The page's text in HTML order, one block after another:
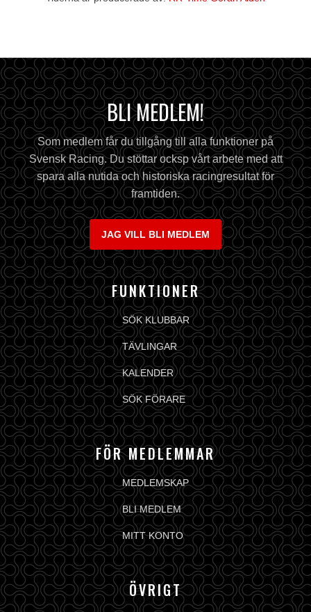
BLI MEDLEM!
Som medlem får du tillgång till alla funktioner på
Svensk Racing. Du stöttar ocksp vårt arbete med att
spara alla nutida och historiska racingresultat för
framtiden.
JAG VILL BLI MEDLEM
FUNKTIONER
SÖK KLUBBAR
TÄVLINGAR
KALENDER
SÖK FÖRARE
FÖR MEDLEMMAR
MEDLEMSKAP
BLI MEDLEM
MITT KONTO
ÖVRIGT